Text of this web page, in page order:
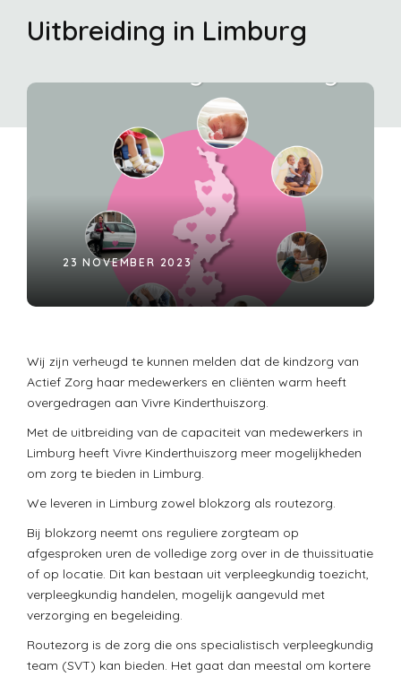
Uitbreiding in Limburg
23 NOVEMBER 2023
Wij zijn verheugd te kunnen melden dat de kindzorg van
Actief Zorg haar medewerkers en cliënten warm heeft
overgedragen aan Vivre Kinderthuiszorg.
Met de uitbreiding van de capaciteit van medewerkers in
Limburg heeft Vivre Kinderthuiszorg meer mogelijkheden
om zorg te bieden in Limburg.
We leveren in Limburg zowel blokzorg als routezorg.
Bij blokzorg neemt ons reguliere zorgteam op
afgesproken uren de volledige zorg over in de thuissituatie
of op locatie. Dit kan bestaan uit verpleegkundig toezicht,
verpleegkundig handelen, mogelijk aangevuld met
verzorging en begeleiding.
Routezorg is de zorg die ons specialistisch verpleegkundig
team (SVT) kan bieden. Het gaat dan meestal om kortere